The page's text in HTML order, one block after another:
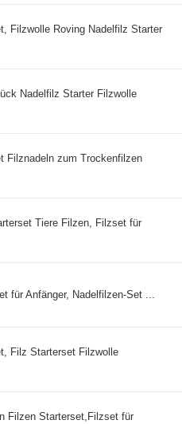
Filzwolle Roving Nadelfilz Starter
Nadelfilz Starter Filzwolle
Filznadeln zum Trockenfilzen
Tiere Filzen, Filzset für
für Anfänger, Nadelfilzen-Set ...
Filz Starterset Filzwolle
Filzen Starterset,Filzset für